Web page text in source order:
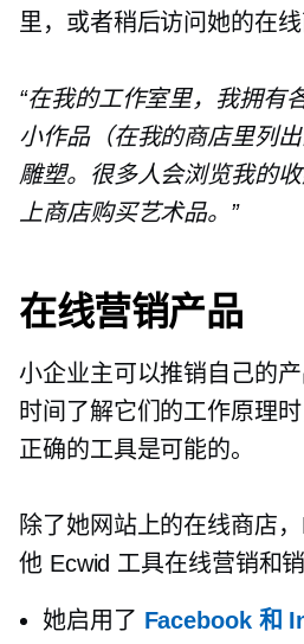
里，或者稍后访问她的在线
“在我的工作室里，我拥有
小作品（在我的商店里列
雕塑。很多人会浏览我的
上商店购买艺术品。”
在线营销产品
小企业主可以推销自己的
时间了解它们的工作原理
正确的工具是可能的。
除了她网站上的在线商店
他 Ecwid 工具在线营销和
她启用了 Facebook 和